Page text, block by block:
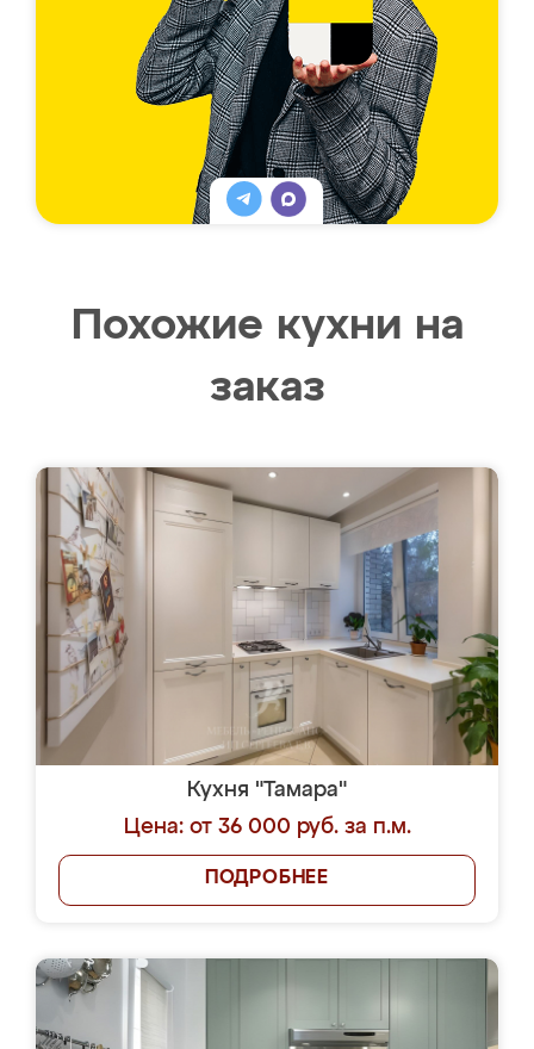
Похожие кухни на
заказ
Кухня "Тамара"
Цена: от 36 000 руб. за п.м.
ПОДРОБНЕЕ